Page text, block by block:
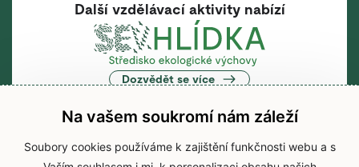
Další vzdělávací aktivity nabízí
Dozvědět se více
Na vašem soukromí nám záleží
Soubory cookies používáme k zajištění funkčnosti webu a s